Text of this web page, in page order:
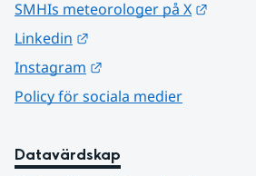
SMHIs meteorologer på X
Linkedin
Instagram
Policy för sociala medier
Datavärdskap